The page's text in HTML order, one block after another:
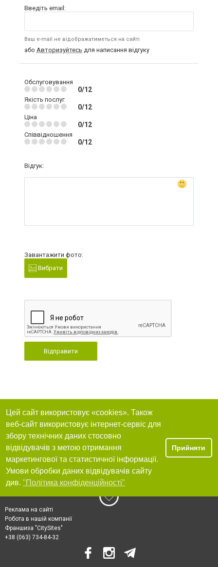
Введіть email:
Ваш e-mail не відображатиметься на сайті
або Авторизуйтесь для написання відгуку
Обслуговування
0/12
Якість послуг
0/12
Ціна
0/12
Співвідношення
0/12
Відгук:
Завантажити фото:
Вибрати
Відправити
Цей сайт використовує «cookies». Також
веб-сайт використовує інтернет-сервіс для
збору технічних даних стосовно
відвідувачів з метою отримання
маркетингової та статистичної інформації.
Умови обробки даних відвідувачів сайту
див. "Політика конфіденційності"
Прийняти
Реклама на сайті
Робота в нашій компанії
Франшиза "CitySites"
+38 (063) 734-84-32